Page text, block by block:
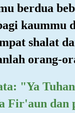
berdua
kaummu
shalat
orang-
"Ya
Fir'aun dan